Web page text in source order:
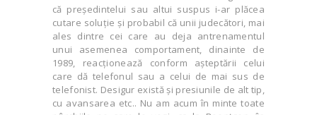
că preşedintelui sau altui suspus i-ar plăcea
cutare soluţie şi probabil că unii judecători, mai
ales dintre cei care au deja antrenamentul
unui asemenea comportament, dinainte de
1989, reacţionează conform aşteptării celui
care dă telefonul sau a celui de mai sus de
telefonist. Desigur există şi presiunile de alt tip,
cu avansarea etc.. Nu am acum în minte toate